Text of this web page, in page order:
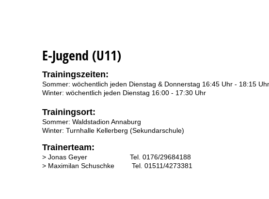
E-Jugend (U11)
Trainingszeiten:
Sommer: wöchentlich jeden Dienstag & Donnerstag 16:45 Uhr - 18:15 Uhr
Winter: wöchentlich jeden Dienstag 16:00 - 17:30 Uhr
Trainingsort:
Sommer: Waldstadion Annaburg
Winter: Turnhalle Kellerberg (Sekundarschule)
Trainerteam:
> Jonas Geyer Tel. 0176/29684188
> Maximilan Schuschke Tel. 01511/4273381